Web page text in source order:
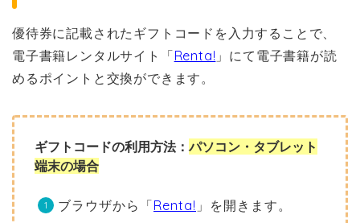
優待券に記載されたギフトコードを入力することで、
電子書籍レンタルサイト「Renta! 」にて電子書籍が読
めるポイントと交換ができます。
ギフトコードの利用方法：パソコン・タブレット
端末の場合
ブラウザから「Renta! 」を開きます。